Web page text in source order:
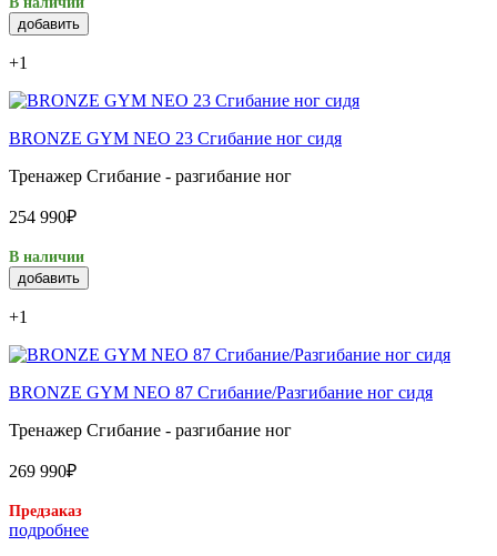
добавить
+1
BRONZE GYM NEO 23 Сгибание ног сидя
Тренажер Сгибание - разгибание ног
254 990₽
В наличии
добавить
+1
BRONZE GYM NEO 87 Сгибание/Разгибание ног сидя
Тренажер Сгибание - разгибание ног
269 990₽
Предзаказ
подробнее